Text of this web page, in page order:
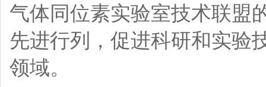
气体同位素实验室技术联盟
先进行列，促进科研和实验
领域。